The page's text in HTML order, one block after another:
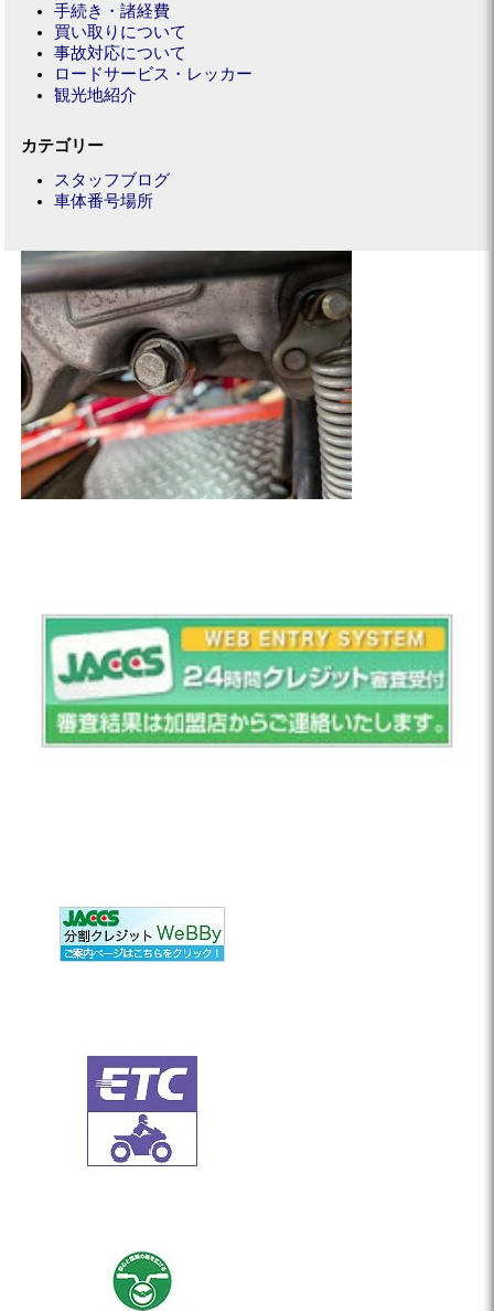
手続き・諸経費
買い取りについて
事故対応について
ロードサービス・レッカー
観光地紹介
カテゴリー
スタッフブログ
車体番号場所